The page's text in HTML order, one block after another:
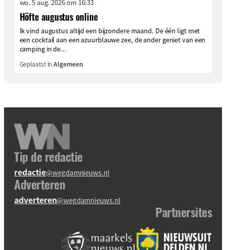
wo. 5 aug. 2026 om 16:33
Höfte augustus online
Ik vind augustus altijd een bijzondere maand. De één ligt met
een cocktail aan een azuurblauwe zee, de ander geniet van een
camping in de...
Geplaatst inAlgemeen
Tip de redactie
redactie@wegdamnieuws.nl
Adverteren
adverteren@wegdamnieuws.nl
Partnersites